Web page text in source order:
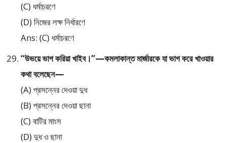
(C) ধর্মাচরণে
(D) নিজের লক্ষ নির্ধারণে
Ans: (C) ধর্মাচরণে
“উভয়ে ভাগ করিয়া খাইব।”—কমলাকান্ত মার্জারকে যা ভাগ করে খাওয়ার
কথা বলেছেন—
(A) প্রসন্নের দেওয়া দুধ
(B) প্রসন্নের দেওয়া ছানা
(C) বাটির মাংস
(D) দুধ ও ছানা